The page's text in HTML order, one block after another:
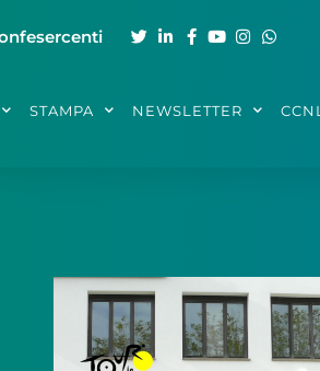
STAMPA NEWSLETTER CCNL